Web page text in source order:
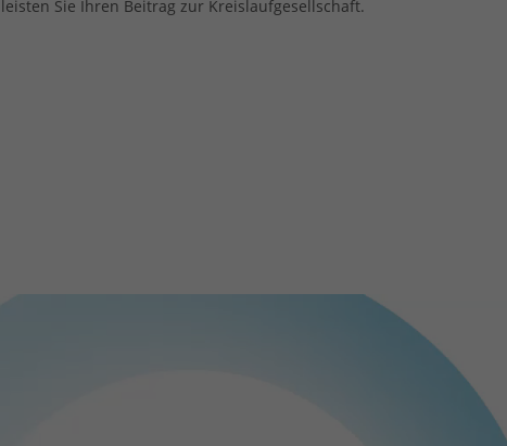
leisten Sie Ihren Beitrag zur Kreislaufgesellschaft.